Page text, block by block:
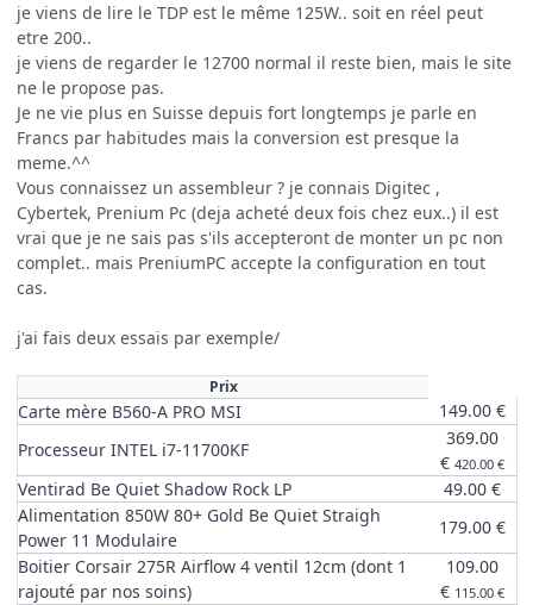
je viens de lire le TDP est le même 125W.. soit en réel peut
etre 200..
je viens de regarder le 12700 normal il reste bien, mais le site
ne le propose pas.
Je ne vie plus en Suisse depuis fort longtemps je parle en
Francs par habitudes mais la conversion est presque la
meme.^^
Vous connaissez un assembleur ? je connais Digitec ,
Cybertek, Prenium Pc (deja acheté deux fois chez eux..) il est
vrai que je ne sais pas s'ils accepteront de monter un pc non
complet.. mais PreniumPC accepte la configuration en tout
cas.
j'ai fais deux essais par exemple/
Prix
Carte mère B560-A PRO MSI
149.00 €
Processeur INTEL i7-11700KF
369.00
€ 420.00 €
Ventirad Be Quiet Shadow Rock LP
49.00 €
Alimentation 850W 80+ Gold Be Quiet Straigh
Power 11 Modulaire
179.00 €
Boitier Corsair 275R Airflow 4 ventil 12cm (dont 1
rajouté par nos soins)
109.00
€ 115.00 €